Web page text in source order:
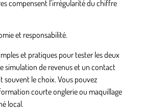
compensent l’irrégularité du chiffre
et responsabilité.
et pratiques pour tester les deux
simulation de revenus et un contact
souvent le choix. Vous pouvez
courte onglerie ou maquillage
local.